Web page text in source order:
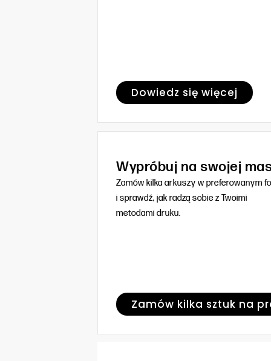
Dowiedz się więcej
Wypróbuj na swojej
Zamów kilka arkuszy w preferowanym
i sprawdź, jak radzą sobie z Twoimi
metodami druku.
Zamów kilka sztuk na